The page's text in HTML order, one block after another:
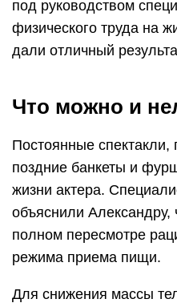
под руководством
физического труда на
дали отличный
Что можно и
Постоянные спектакли,
поздние банкеты и
жизни актера.
объяснили Александру,
полном пересмотре
режима приема пищи.
Для снижения массы